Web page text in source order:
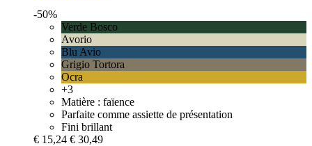
-50%
Verde Bosco
Avorio
Blu Avio
Grigio Tortora
Ocra
+3
Matière : faïence
Parfaite comme assiette de présentation
Fini brillant
€ 15,24 € 30,49